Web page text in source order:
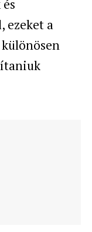
ezeket a